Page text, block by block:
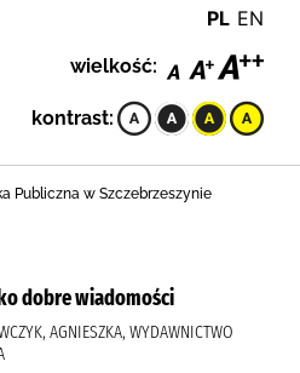
PL EN
wielkość:
kontrast:
Publiczna w Szczebrzeszynie
dobre wiadomości
AGNIESZKA, WYDAWNICTWO